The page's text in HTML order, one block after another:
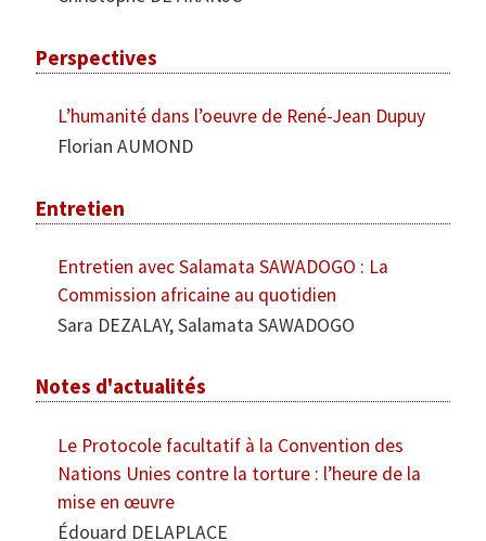
Perspectives
L’humanité dans l’oeuvre de René-Jean Dupuy
Florian AUMOND
Entretien
Entretien avec Salamata SAWADOGO : La
Commission africaine au quotidien
Sara DEZALAY, Salamata SAWADOGO
Notes d'actualités
Le Protocole facultatif à la Convention des
Nations Unies contre la torture : l’heure de la
mise en œuvre
Édouard DELAPLACE